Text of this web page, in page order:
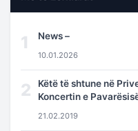
1 News –
10.01.2026
2
Këtë të shtune në
Koncertin e
21.02.2019